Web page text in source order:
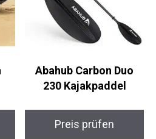
Abahub Carbon Duo
230 Kajakpaddel
Preis prüfen